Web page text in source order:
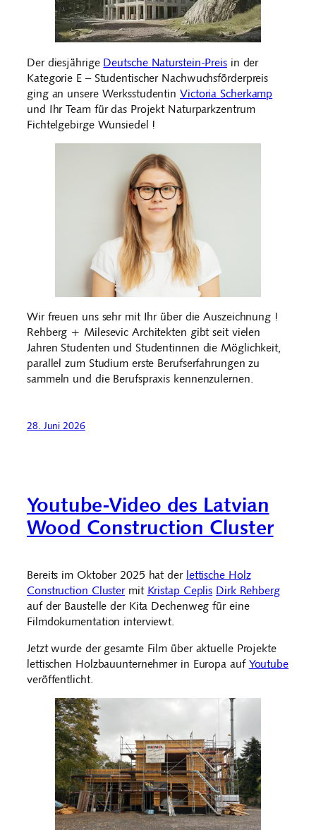
Der diesjährige Deutsche Naturstein-Preisin der
Kategorie E – Studentischer Nachwuchsförderpreis
ging an unsere Werksstudentin Victoria Scherkamp
und Ihr Team für das Projekt Naturparkzentrum
Fichtelgebirge Wunsiedel !
Wir freuen uns sehr mit Ihr über die Auszeichnung !
Rehberg + Milesevic Architekten gibt seit vielen
Jahren Studenten und Studentinnen die Möglichkeit,
parallel zum Studium erste Berufserfahrungen zu
sammeln und die Berufspraxis kennenzulernen.
28. Juni 2026
Youtube-Video des Latvian
Wood Construction Cluster
Bereits im Oktober 2025 hat der lettische Holz
Construction Clustermit Kristap Ceplis Dirk Rehberg
auf der Baustelle der Kita Dechenweg für eine
Filmdokumentation interviewt.
Jetzt wurde der gesamte Film über aktuelle Projekte
lettischen Holzbauunternehmer in Europa auf Youtube
veröffentlicht.